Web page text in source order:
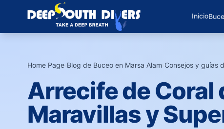
Inicio
Home Page›Blog de Buceo en Marsa Alam Consejos y guías
Arrecife de Coral
Maravillas y